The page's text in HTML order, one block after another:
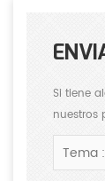
Si tiene
nuestros
posible.
Tema :